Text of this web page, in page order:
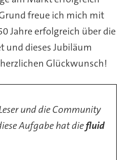
freue ich mich mit
Jahre erfolgreich über die
und dieses Jubiläum
Glückwunsch!
und die Community
Aufgabe hat diefluid